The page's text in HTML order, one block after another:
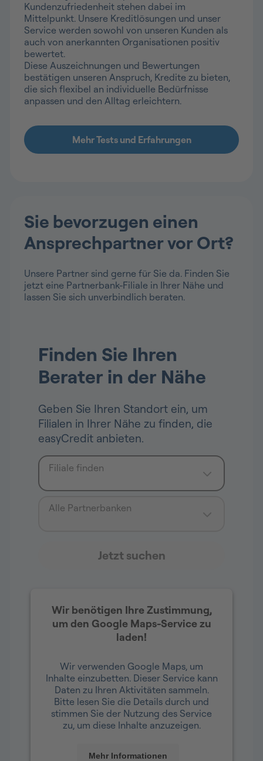
Kundenzufriedenheit stehen dabei im
Mittelpunkt. Unsere Kreditlösungen und unser
Service werden sowohl von unseren Kunden als
auch von anerkannten Organisationen positiv
bewertet.
Diese Auszeichnungen und Bewertungen
bestätigen unseren Anspruch, Kredite zu bieten,
die sich flexibel an individuelle Bedürfnisse
anpassen und den Alltag erleichtern.
Sie bevorzugen einen
Ansprechpartner vor Ort?
Unsere Partner sind gerne für Sie da. Finden Sie
jetzt eine Partnerbank-Filiale in Ihrer Nähe und
lassen Sie sich unverbindlich beraten.
Wir benötigen Ihre Zustimmung,
um den Google Maps-Service zu
laden!
Wir verwenden Google Maps, um
Inhalte einzubetten. Dieser Service kann
Daten zu Ihren Aktivitäten sammeln.
Bitte lesen Sie die Details durch und
stimmen Sie der Nutzung des Service
zu, um diese Inhalte anzuzeigen.
Mehr Informationen